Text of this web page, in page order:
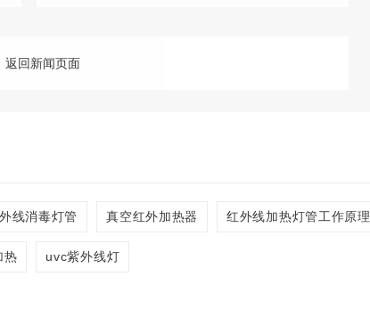
返回新闻页面
线消毒灯管 真空红外加热器 红外线加热灯管工作原理
热 uvc紫外线灯